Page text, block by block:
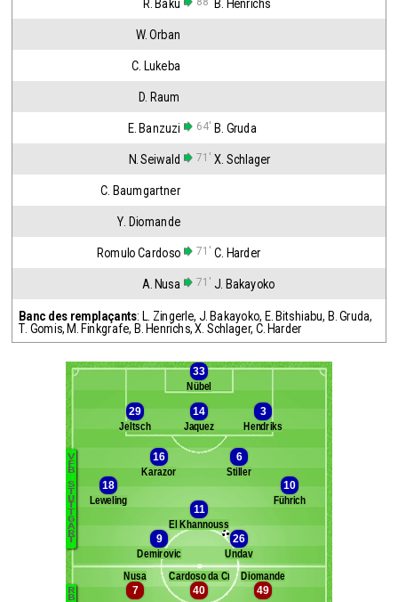
R. Baku B. Henrichs
W. Orban
C. Lukeba
D. Raum
E. Banzuzi 64' B. Gruda
N. Seiwald 71' X. Schlager
C. Baumgartner
Y. Diomande
Romulo Cardoso 71' C. Harder
A. Nusa 71' J. Bakayoko
Banc des remplaçants: L. Zingerle, J. Bakayoko, E. Bitshiabu, B. Gruda,
T. Gomis, M. Finkgrafe, B. Henrichs,X. Schlager, C. Harder